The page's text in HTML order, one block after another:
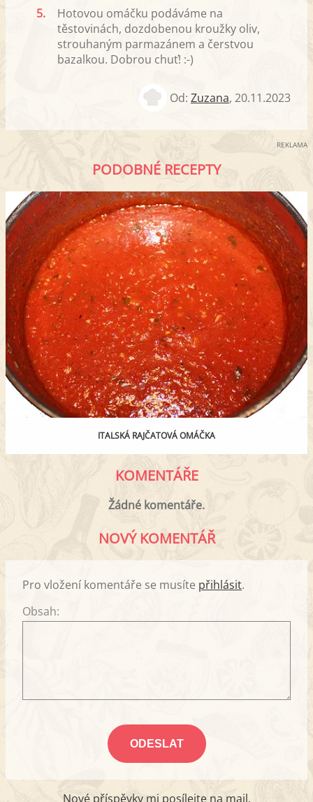
5.
Hotovou omáčku podáváme na
těstovinách, dozdobenou kroužky oliv,
strouhaným parmazánem a čerstvou
bazalkou. Dobrou chuť! :-)
Od: Zuzana, 20.11.2023
REKLAMA
PODOBNÉ RECEPTY
ITALSKÁ RAJČATOVÁ OMÁČKA
KOMENTÁŘE
Žádné komentáře.
NOVÝ KOMENTÁŘ
Pro vložení komentáře se musíte přihlásit.
Obsah:
Nové příspěvky mi posílejte na mail.